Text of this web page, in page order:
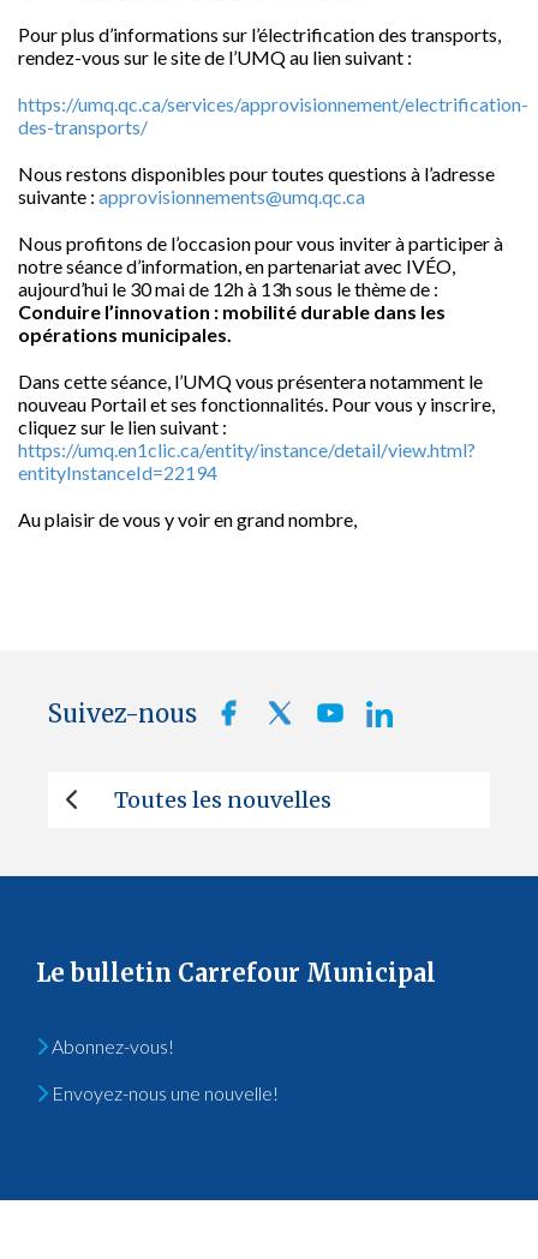
Pour plus d’informations sur l’électrification des transports,
rendez-vous sur le site de l’UMQ au lien suivant :
https://umq.qc.ca/services/approvisionnement/electrification-
des-transports/
Nous restons disponibles pour toutes questions à l’adresse
suivante : approvisionnements@umq.qc.ca
Nous profitons de l’occasion pour vous inviter à participer à
notre séance d’information, en partenariat avec IVÉO,
aujourd’hui le 30 mai de 12h à 13h sous le thème de :
Conduire l’innovation : mobilité durable dans les
opérations municipales.
Dans cette séance, l’UMQ vous présentera notamment le
nouveau Portail et ses fonctionnalités. Pour vous y inscrire,
cliquez sur le lien suivant :
https://umq.en1clic.ca/entity/instance/detail/view.html?
entityInstanceId=22194
Au plaisir de vous y voir en grand nombre,
Suivez-nous
Toutes les nouvelles
Le bulletin Carrefour Municipal
Abonnez-vous!
Envoyez-nous une nouvelle!